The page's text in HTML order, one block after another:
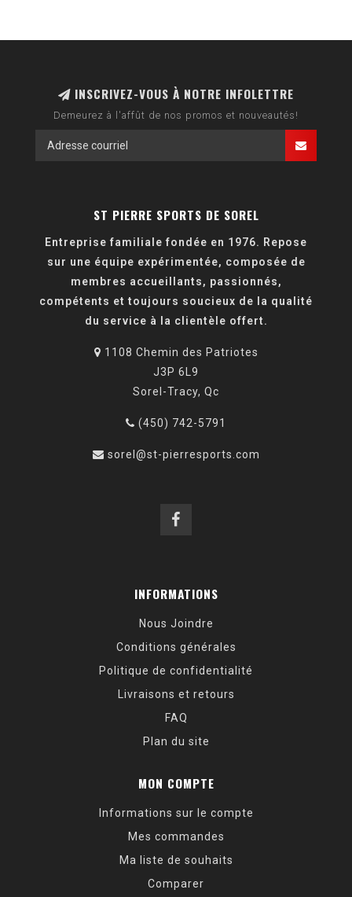
INSCRIVEZ-VOUS À NOTRE INFOLETTRE
Demeurez à l'affût de nos promos et nouveautés!
ST PIERRE SPORTS DE SOREL
Entreprise familiale fondée en 1976. Repose
sur une équipe expérimentée, composée de
membres accueillants, passionnés,
compétents et toujours soucieux de la qualité
du service à la clientèle offert.
1108 Chemin des Patriotes
J3P 6L9
Sorel-Tracy, Qc
(450) 742-5791
sorel@st-pierresports.com
INFORMATIONS
Nous Joindre
Conditions générales
Politique de confidentialité
Livraisons et retours
FAQ
Plan du site
MON COMPTE
Informations sur le compte
Mes commandes
Ma liste de souhaits
Comparer